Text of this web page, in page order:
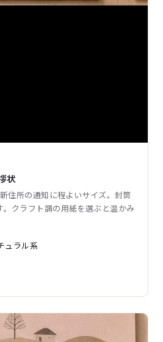
状
住所の通知に程よいサイズ。封筒
。クラフト調の用紙を選ぶと温かみ
ュラル系